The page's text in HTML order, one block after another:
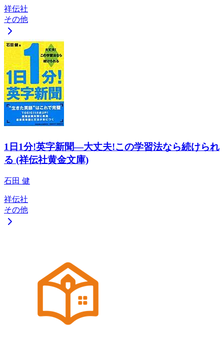
祥伝社
その他
1日1分!英字新聞―大丈夫!この学習法なら続けられ
る (祥伝社黄金文庫)
石田 健
祥伝社
その他